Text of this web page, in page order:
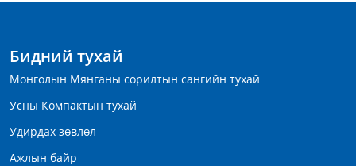
Бидний тухай
Монголын Мянганы сорилтын сангийн тухай
Усны Компактын тухай
Удирдах зөвлөл
Ажлын байр